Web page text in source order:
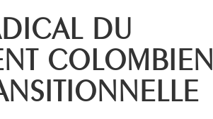
DU
COLOMBIEN